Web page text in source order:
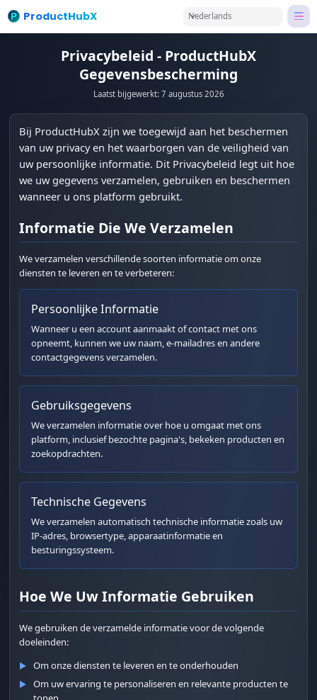
ProductHubX Nederlands
Privacybeleid - ProductHubX
Gegevensbescherming
Laatst bijgewerkt: 7 augustus 2026
Bij ProductHubX zijn we toegewijd aan het beschermen
van uw privacy en het waarborgen van de veiligheid van
uw persoonlijke informatie. Dit Privacybeleid legt uit hoe
we uw gegevens verzamelen, gebruiken en beschermen
wanneer u ons platform gebruikt.
Informatie Die We Verzamelen
We verzamelen verschillende soorten informatie om onze
diensten te leveren en te verbeteren:
Persoonlijke Informatie
Wanneer u een account aanmaakt of contact met ons
opneemt, kunnen we uw naam, e-mailadres en andere
contactgegevens verzamelen.
Gebruiksgegevens
We verzamelen informatie over hoe u omgaat met ons
platform, inclusief bezochte pagina's, bekeken producten en
zoekopdrachten.
Technische Gegevens
We verzamelen automatisch technische informatie zoals uw
IP-adres, browsertype, apparaatinformatie en
besturingssysteem.
Hoe We Uw Informatie Gebruiken
We gebruiken de verzamelde informatie voor de volgende
doeleinden:
▶ Om onze diensten te leveren en te onderhouden
▶
Om uw ervaring te personaliseren en relevante producten te